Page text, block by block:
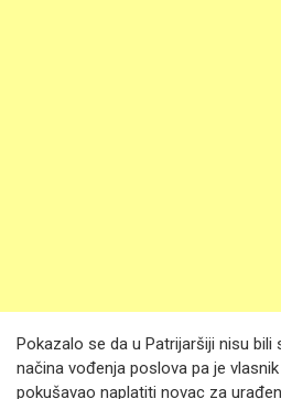
Pokazalo se da u Patrijaršiji nisu
načina vođenja poslova pa je
pokušavao naplatiti novac za